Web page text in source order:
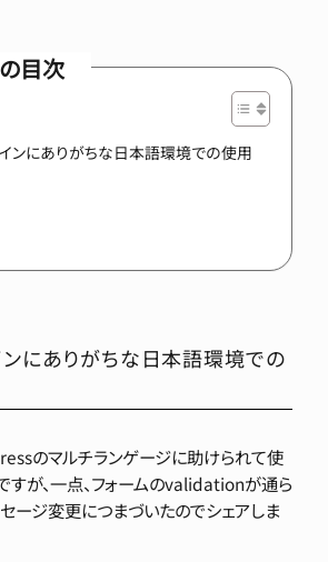
目次
ンにありがちな日本語環境での使用
にありがちな日本語環境での
のマルチランゲージに助けられて使
が、一点、フォームのvalidationが通ら
ージ変更につまづいたのでシェアしま